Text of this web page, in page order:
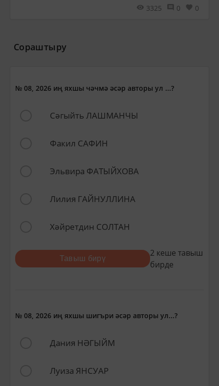
3325 0 0
Сораштыру
№ 08, 2026 иң яхшы чәчмә әсәр авторы ул ...?
Сәгыйть ЛАШМАНЧЫ
Факил САФИН
Эльвира ФАТЫЙХОВА
Лилия ГАЙНУЛЛИНА
Хәйретдин СОЛТАН
Тавыш бирү
2 кеше тавыш
бирде
№ 08, 2026 иң яхшы шигъри әсәр авторы ул...?
Дания НӘГЫЙМ
Луиза ЯНСУАР